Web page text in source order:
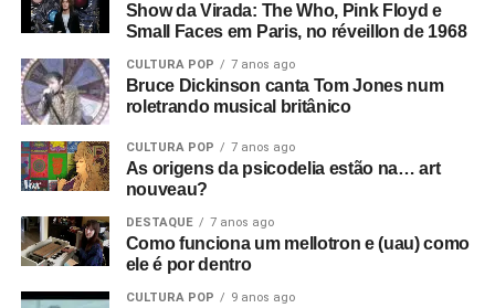
Show da Virada: The Who, Pink Floyd e
Small Faces em Paris, no réveillon de 1968
CULTURA POP 7 anos ago
Bruce Dickinson canta Tom Jones num
roletrando musical britânico
CULTURA POP 7 anos ago
As origens da psicodelia estão na… art
nouveau?
DESTAQUE 7 anos ago
Como funciona um mellotron e (uau) como
ele é por dentro
CULTURA POP 9 anos ago